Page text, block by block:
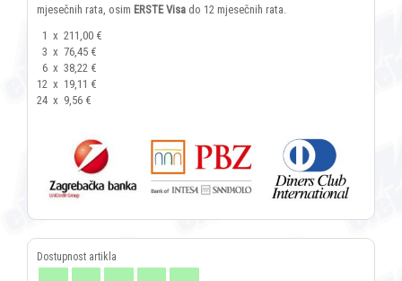
mjesečnih rata, osim ERSTE Visa do 12 mjesečnih rata.
1 x 211,00 €
3 x 76,45 €
6 x 38,22 €
12 x 19,11 €
24 x 9,56 €